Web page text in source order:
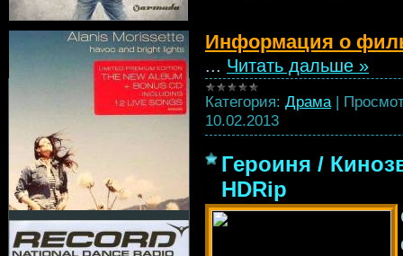
Информация о
... Читать дальше »
Категория: Драма |
10.02.2013
Героиня /
HDRip